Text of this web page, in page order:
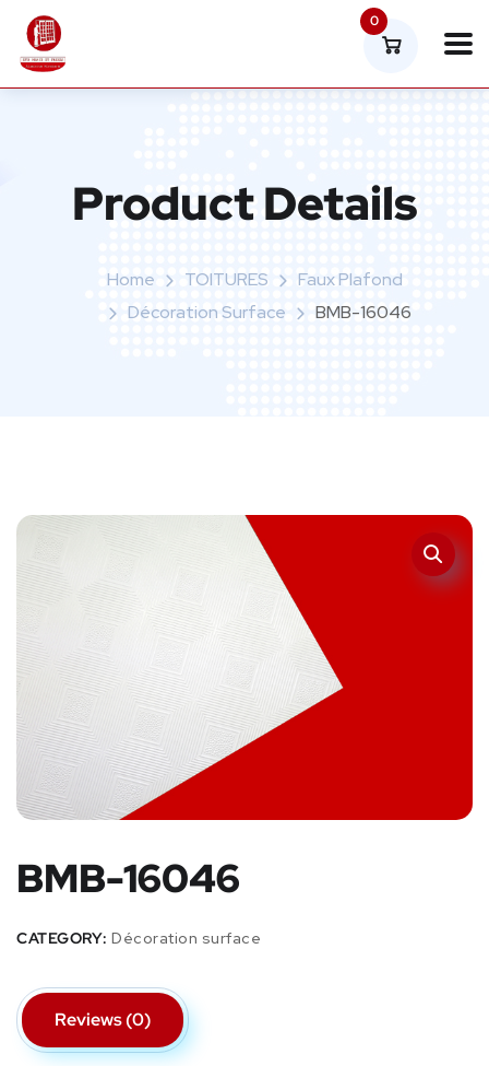
0
Product Details
Home TOITURES
Faux Plafond
Décoration Surface
BMB-16046
BMB-16046
CATEGORY: Décoration surface
Reviews (0)